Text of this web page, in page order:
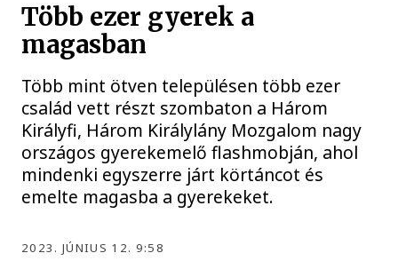
Több ezer gyerek a
magasban
Több mint ötven településen több ezer
család vett részt szombaton a Három
Királyfi, Három Királylány Mozgalom nagy
országos gyerekemelő flashmobján, ahol
mindenki egyszerre járt körtáncot és
emelte magasba a gyerekeket.
2023. JÚNIUS 12. 9:58